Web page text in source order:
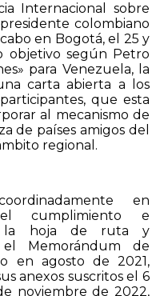
Internacional sobre
colombiano
en Bogotá, el 25 y
objetivo según Petro
para Venezuela, la
carta abierta a los
que esta
al mecanismo de
de países amigos del
regional.
en
cumplimiento e
la hoja de ruta y
el Memorándum de
en agosto de 2021,
anexos suscritos el 6
noviembre de 2022,